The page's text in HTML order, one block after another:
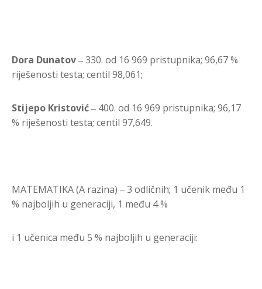
Dora Dunatov‒ 330. od 16 969 pristupnika; 96,67 %
riješenosti testa; centil 98,061;
Stijepo Kristović‒ 400. od 16 969 pristupnika; 96,17
% riješenosti testa; centil 97,649.
MATEMATIKA (A razina) ‒ 3 odličnih; 1 učenik među 1
% najboljih u generaciji, 1 među 4 %
i 1 učenica među 5 % najboljih u generaciji: